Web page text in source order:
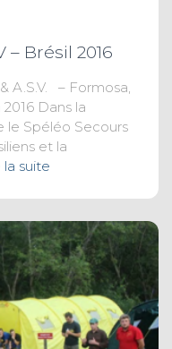
– Brésil 2016
A.S.V. – Formosa,
Dans la
le Spéléo Secours
et la
la suite